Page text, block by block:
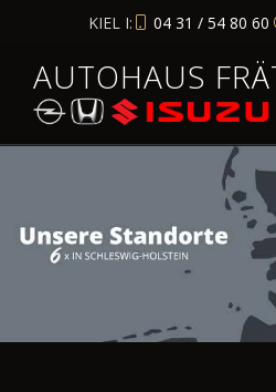
KIEL I: 04 31 / 54 80 60
AUTOHAUS